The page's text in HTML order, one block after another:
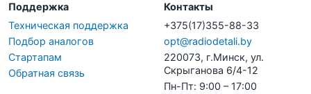
Поддержка
Техническая поддержка
Подбор аналогов
Стартапам
Обратная связь
Контакты
+375(17)355-88-33
opt@radiodetali.by
220073, г.Минск, ул.
Скрыганова 6/4-12
Пн-Пт: 9:00 – 17:00